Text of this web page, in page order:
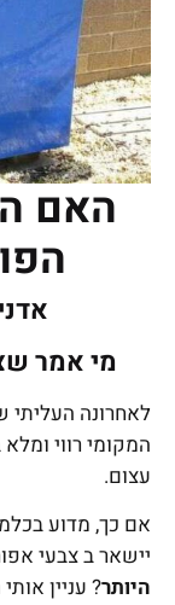
האם
מי אמר
לאחרונה
המקומי רווי
עצום.
יישאר ב צבעי
היותר? עניין